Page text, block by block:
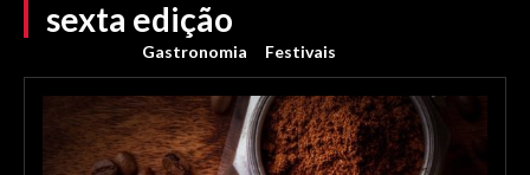
sexta edição
Gastronomia Festivais